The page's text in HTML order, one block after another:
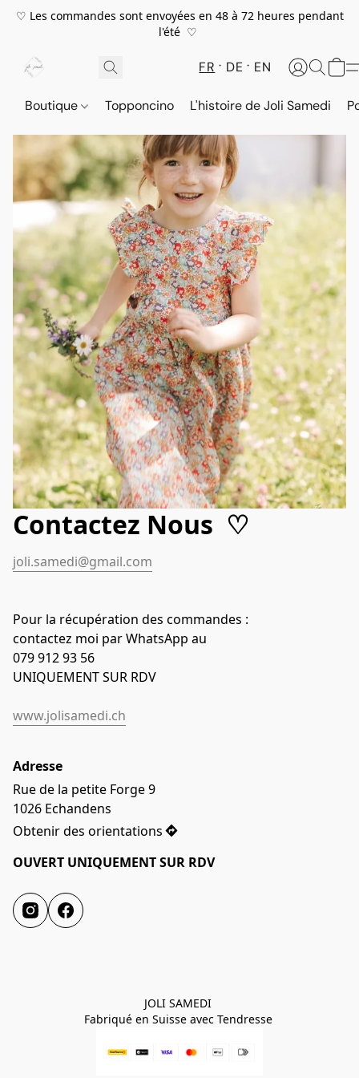
♡ Les commandes sont envoyées en 48 à 72 heures pendant
l'été ♡
FR DE EN
Boutique Topponcino L'histoire de Joli Samedi
Contactez Nous ♡
joli.samedi@gmail.com
Pour la récupération des commandes :
contactez moi par WhatsApp au
079 912 93 56
UNIQUEMENT SUR RDV
www.jolisamedi.ch
Adresse
Rue de la petite Forge 9
1026 Echandens
Obtenir des orientations
OUVERT UNIQUEMENT SUR RDV
JOLI SAMEDI
Fabriqué en Suisse avec Tendresse